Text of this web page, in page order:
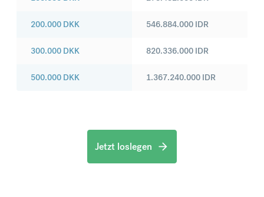
200.000 DKK
300.000 DKK
500.000 DKK
546.884.000 IDR
820.336.000 IDR
1.367.240.000 IDR
Jetzt loslegen